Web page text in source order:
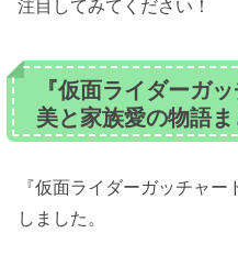
注目してみてください！
『仮面ライダーガ
美と家族愛の物語
『仮面ライダーガッチャー
しました。